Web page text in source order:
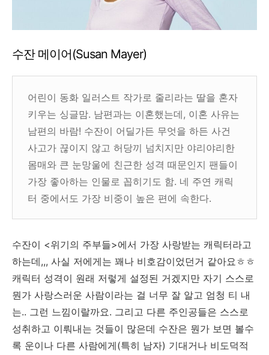
수잔 메이어(Susan Mayer)
어린이 동화 일러스트 작가로 줄리라는 딸을 혼자
키우는 싱글맘. 남편과는 이혼했는데, 이혼 사유는
남편의 바람! 수잔이 어딜가든 무엇을 하든 사건
사고가 끊이지 않고 허당끼 넘치지만 야리야리한
몸매와 큰 눈망울에 친근한 성격 때문인지 팬들이
가장 좋아하는 인물로 꼽히기도 함. 네 주연 캐릭
터 중에서도 가장 비중이 높은 편에 속한다.
수잔이 <위기의 주부들>에서 가장 사랑받는 캐릭터라고
하는데,,, 사실 저에게는 꽤나 비호감이었던거 같아요ㅎㅎ
캐릭터 성격이 원래 저렇게 설정된 거겠지만 자기 스스로
뭔가 사랑스러운 사람이라는 걸 너무 잘 알고 엄청 티 내
는.. 그런 느낌이랄까요. 그리고 다른 주인공들은 스스로
성취하고 이뤄내는 것들이 많은데 수잔은 뭔가 보면 볼수
록 운이나 다른 사람에게(특히 남자) 기대거나 비도덕적